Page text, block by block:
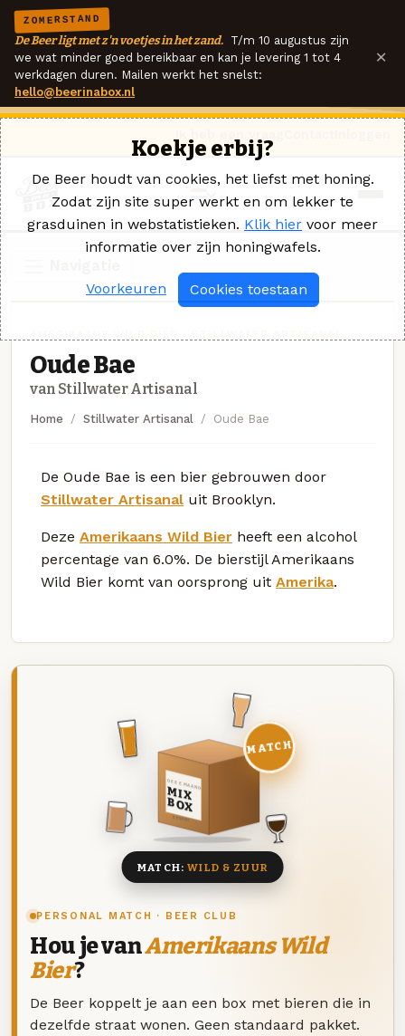
ZOMERSTAND
De Beer ligt met z'n voetjes in het zand. T/m 10 augustus zijn
we wat minder goed bereikbaar en kan je levering 1 tot 4
werkdagen duren. Mailen werkt het snelst:
hello@beerinabox.nl
×
Oude Bae
van Stillwater Artisanal
Home Stillwater Artisanal Oude Bae
De Oude Bae is een bier gebrouwen door
Stillwater Artisanal uit Brooklyn.
Deze Amerikaans Wild Bier heeft een alcohol
percentage van 6.0%. De bierstijl Amerikaans
Wild Bier komt van oorsprong uit Amerika.
PERSONAL MATCH · BEER CLUB
Hou je vanAmerikaans Wild
Bier?
De Beer koppelt je aan een box met bieren die in
dezelfde straat wonen. Geen standaard pakket.
DEZE MAAND
MIX
BOX
8 BIEREN
MATCH
MATCH:WILD & ZUUR
Koekje erbij?
De Beer houdt van cookies, het liefst met honing.
Zodat zijn site super werkt en om lekker te
grasduinen in webstatistieken. Klik hier voor meer
informatie over zijn honingwafels.
Voorkeuren Cookies toestaan